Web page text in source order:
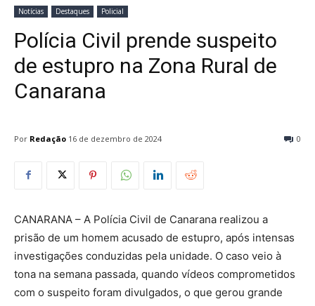
Notícias Destaques Policial
Polícia Civil prende suspeito
de estupro na Zona Rural de
Canarana
Por Redação 0
16 de dezembro de 2024
CANARANA – A Polícia Civil de Canarana realizou a
prisão de um homem acusado de estupro, após intensas
investigações conduzidas pela unidade. O caso veio à
tona na semana passada, quando vídeos comprometidos
com o suspeito foram divulgados, o que gerou grande